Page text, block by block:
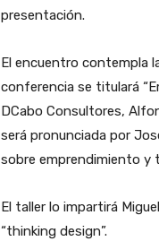
presentación.
El encuentro contempla
conferencia se titulará
DCabo Consultores,
será pronunciada por
sobre emprendimiento y
El taller lo impartirá
“thinking design”.